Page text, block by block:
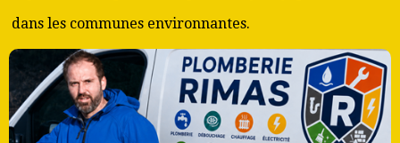
dans les communes environnantes.